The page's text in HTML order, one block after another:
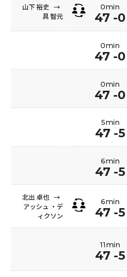
山下 裕史 →
具 智元
0min
47 -0
0min
47 -0
0min
47 -0
5min
47 -5
6min
47 -5
北出 卓也 →
アッシュ ・デ
ィクソン
6min
47 -5
11min
47 -5